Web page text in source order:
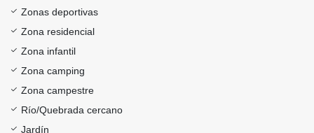
Zonas deportivas
Zona residencial
Zona infantil
Zona camping
Zona campestre
Río/Quebrada cercano
Jardín